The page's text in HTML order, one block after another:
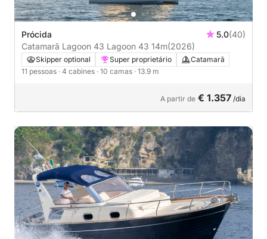
Prócida 5.0(40)
Catamarã Lagoon 43 Lagoon 43 14m(2026)
Skipper optional Super proprietário
Catamarã
11 pessoas · 4 cabines · 10 camas · 13.9 m
A partir de € 1.357 /dia